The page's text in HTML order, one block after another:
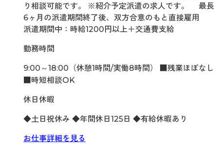
り相談可能です。 ※紹介予定派遣の求人です。 最長
6ヶ月の派遣期間終了後、双方合意のもと直接雇用
派遣期間中：時給1200円以上＋交通費支給
勤務時間
9:00～18:00（休憩1時間/実働8時間） ■残業ほぼなし
■時短相談OK
休日休暇
◆土日祝休み ◆年間休日125日 ◆有給休暇あり
お仕事詳細を見る